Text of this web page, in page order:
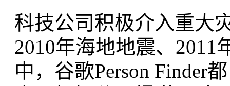
科技公司积极介入重大
2010年海地地震、
中，谷歌Person Finder